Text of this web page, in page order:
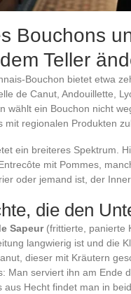
Bouchons
Teller
Bouchon bietet etwa
de Canut, Andouillette,
wählt ein Bouchon nicht
mit regionalen Produkten
ein breiteres Spektrum.
mit Pommes,
oder jemand ist, der
die den
Sapeur(frittierte, panierte
langwierig ist und die
dieser mit Kräutern
Man serviert ihn am Ende
aus Hecht findet man in